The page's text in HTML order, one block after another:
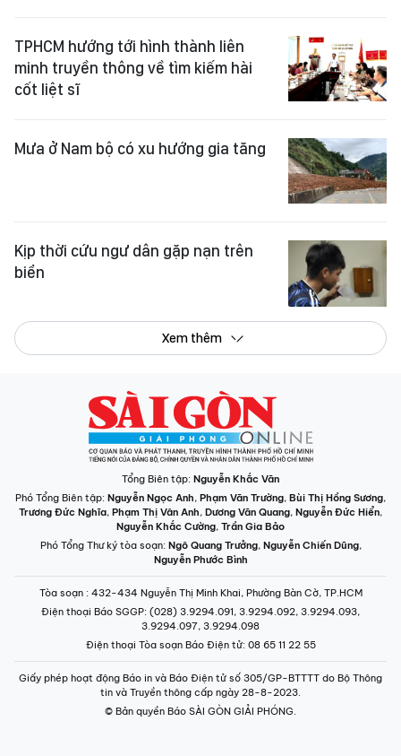
TPHCM hướng tới hình thành liên
minh truyền thông về tìm kiếm hài
cốt liệt sĩ
Mưa ở Nam bộ có xu hướng gia tăng
Kịp thời cứu ngư dân gặp nạn trên
biển
Xem thêm
Tổng Biên tập: Nguyễn Khắc Văn
Phó Tổng Biên tập: Nguyễn Ngọc Anh, Phạm Văn Trường, Bùi Thị Hồng Sương,
Trương Đức Nghĩa, Phạm Thị Vân Anh, Dương Văn Quang, Nguyễn Đức Hiển,
Nguyễn Khắc Cường, Trần Gia Bảo
Phó Tổng Thư ký tòa soạn: Ngô Quang Trưởng, Nguyễn Chiến Dũng,
Nguyễn Phước Bình
Tòa soạn : 432-434 Nguyễn Thị Minh Khai, Phường Bàn Cờ, TP.HCM
Điện thoại Báo SGGP: (028) 3.9294.091, 3.9294.092, 3.9294.093,
3.9294.097, 3.9294.098
Điện thoại Tòa soạn Báo Điện tử: 08 65 11 22 55
Giấy phép hoạt động Báo in và Báo Điện tử số 305/GP-BTTTT do Bộ Thông
tin và Truyền thông cấp ngày 28-8-2023.
© Bản quyền Báo SÀI GÒN GIẢI PHÓNG.